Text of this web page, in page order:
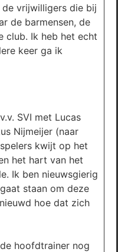
vrijwilligers die bij
de barmensen, de
club. Ik heb het echt
keer ga ik
SVI met Lucas
Nijmeijer (naar
kwijt op het
het hart van het
Ik ben nieuwsgierig
staan om deze
hoe dat zich
hoofdtrainer nog